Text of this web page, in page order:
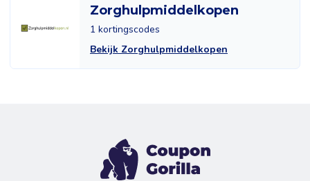
Zorghulpmiddelkopen
1 kortingscodes
Bekijk Zorghulpmiddelkopen